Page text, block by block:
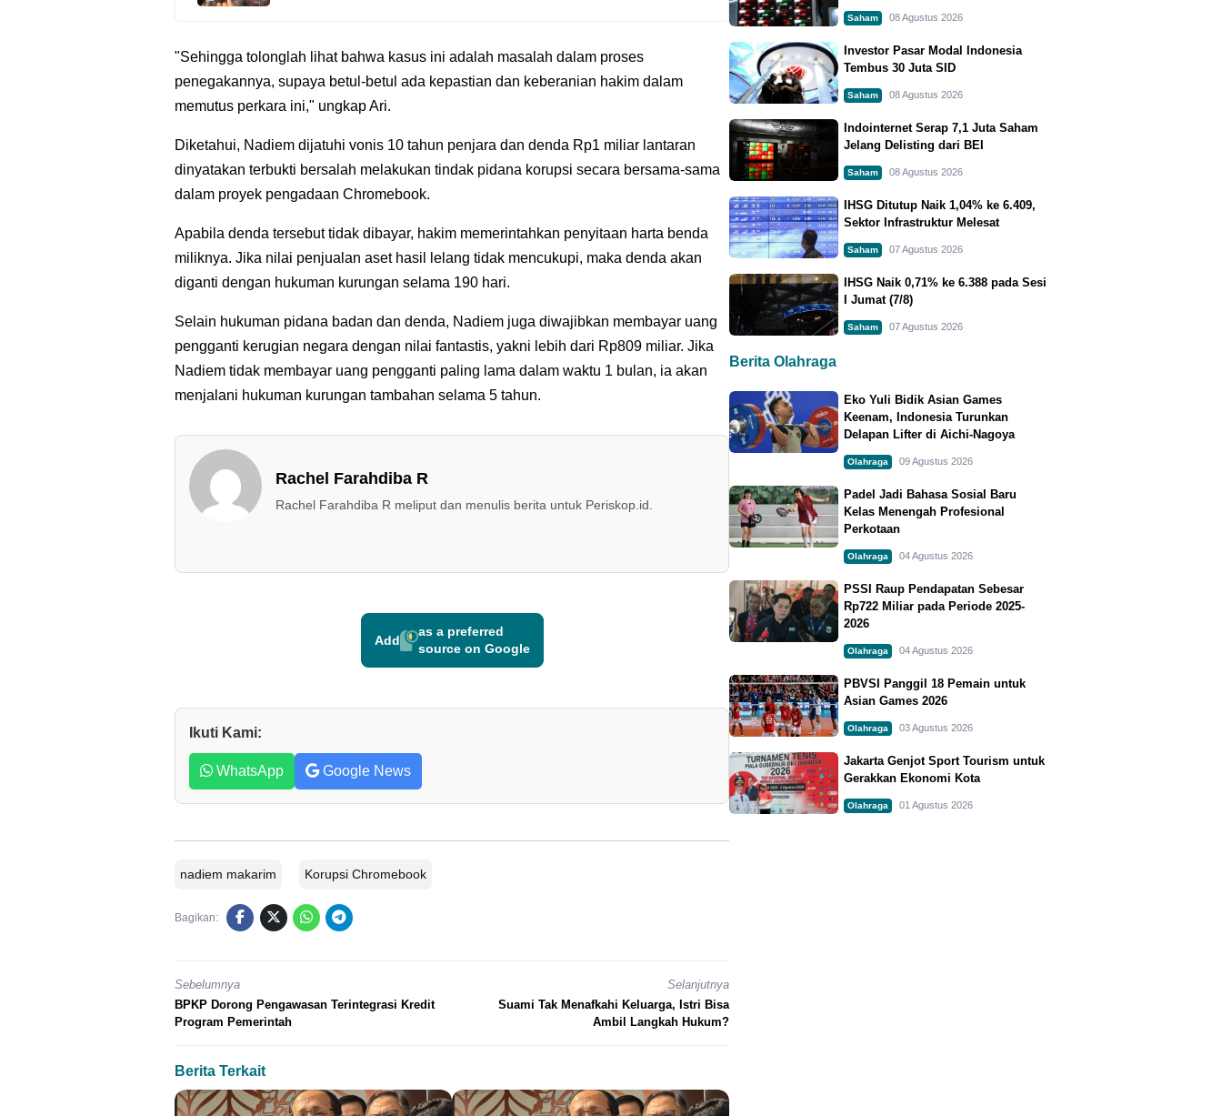
"Sehingga tolonglah lihat bahwa kasus ini adalah masalah dalam proses
penegakannya, supaya betul-betul ada kepastian dan keberanian hakim dalam
memutus perkara ini," ungkap Ari.
Diketahui, Nadiem dijatuhi vonis 10 tahun penjara dan denda Rp1 miliar lantaran
dinyatakan terbukti bersalah melakukan tindak pidana korupsi secara bersama-sama
dalam proyek pengadaan Chromebook.
Apabila denda tersebut tidak dibayar, hakim memerintahkan penyitaan harta benda
miliknya. Jika nilai penjualan aset hasil lelang tidak mencukupi, maka denda akan
diganti dengan hukuman kurungan selama 190 hari.
Selain hukuman pidana badan dan denda, Nadiem juga diwajibkan membayar uang
pengganti kerugian negara dengan nilai fantastis, yakni lebih dari Rp809 miliar. Jika
Nadiem tidak membayar uang pengganti paling lama dalam waktu 1 bulan, ia akan
menjalani hukuman kurungan tambahan selama 5 tahun.
Rachel Farahdiba R
Rachel Farahdiba R meliput dan menulis berita untuk Periskop.id.
Add
as a preferred
source on Google
Ikuti Kami:
WhatsApp Google News
nadiem makarim Korupsi Chromebook
Bagikan:
Sebelumnya
BPKP Dorong Pengawasan Terintegrasi Kredit
Program Pemerintah
Selanjutnya
Suami Tak Menafkahi Keluarga, Istri Bisa
Ambil Langkah Hukum?
Berita Terkait
Saham 08 Agustus 2026
Investor Pasar Modal Indonesia
Tembus 30 Juta SID
Saham 08 Agustus 2026
Indointernet Serap 7,1 Juta Saham
Jelang Delisting dari BEI
Saham 08 Agustus 2026
IHSG Ditutup Naik 1,04% ke 6.409,
Sektor Infrastruktur Melesat
Saham 07 Agustus 2026
IHSG Naik 0,71% ke 6.388 pada Sesi
I Jumat (7/8)
Saham 07 Agustus 2026
Berita Olahraga
Eko Yuli Bidik Asian Games
Keenam, Indonesia Turunkan
Delapan Lifter di Aichi-Nagoya
Olahraga 09 Agustus 2026
Padel Jadi Bahasa Sosial Baru
Kelas Menengah Profesional
Perkotaan
Olahraga 04 Agustus 2026
PSSI Raup Pendapatan Sebesar
Rp722 Miliar pada Periode 2025-
2026
Olahraga 04 Agustus 2026
PBVSI Panggil 18 Pemain untuk
Asian Games 2026
Olahraga 03 Agustus 2026
Jakarta Genjot Sport Tourism untuk
Gerakkan Ekonomi Kota
Olahraga 01 Agustus 2026